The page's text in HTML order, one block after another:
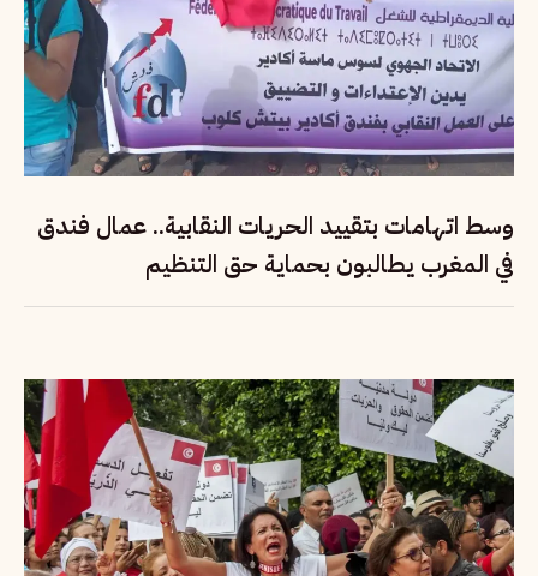
وسط اتهامات بتقييد الحريات النقابية.. عمال فندق
في المغرب يطالبون بحماية حق التنظيم